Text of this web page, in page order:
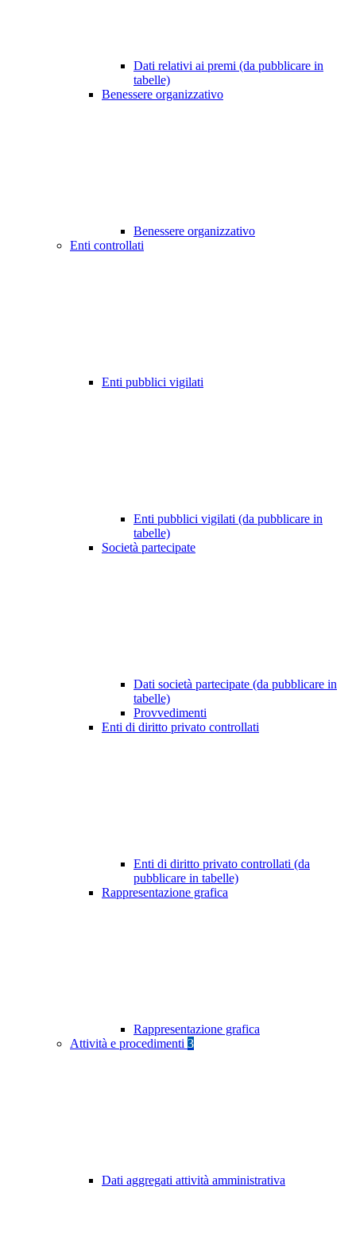
Dati relativi ai premi (da pubblicare in
tabelle)
Benessere organizzativo
Benessere organizzativo
Enti controllati
Enti pubblici vigilati
Enti pubblici vigilati (da pubblicare in
tabelle)
Società partecipate
Dati società partecipate (da pubblicare in
tabelle)
Provvedimenti
Enti di diritto privato controllati
Enti di diritto privato controllati (da
pubblicare in tabelle)
Rappresentazione grafica
Rappresentazione grafica
Attività e procedimenti 3
Dati aggregati attività amministrativa